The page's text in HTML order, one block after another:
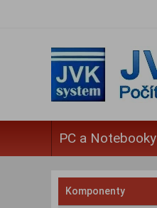
PC a Notebooky
Komponenty